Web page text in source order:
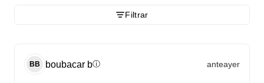
Filtrar
BB boubacar bⓘ anteayer